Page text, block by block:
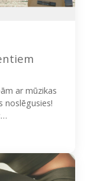
ar mūzikas
noslēgusies!